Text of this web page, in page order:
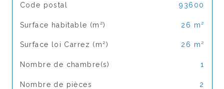
TRAD_SIROCCO_Caracteristique
Code postal 93600
Surface habitable (m²) 26 m²
Surface loi Carrez (m²) 26 m²
Nombre de chambre(s) 1
Nombre de pièces 2